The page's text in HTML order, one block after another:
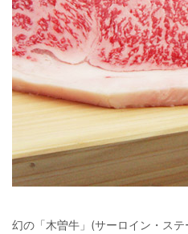
幻の「木曽牛」(サーロイン・ス